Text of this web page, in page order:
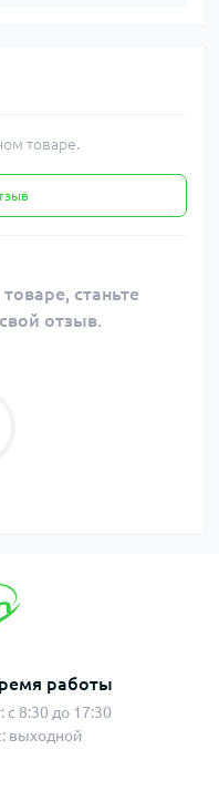
товаре.
станьте
отзыв.
работы
с 8:30 до 17:30
выходной